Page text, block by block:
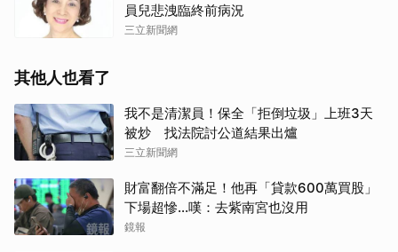
員兒悲洩臨終前病況
三立新聞網
其他人也看了
我不是清潔員！保全「拒倒垃圾」上班3天
被炒 找法院討公道結果出爐
三立新聞網
財富翻倍不滿足！他再「貸款600萬買股」
下場超慘...嘆：去紫南宮也沒用
鏡報